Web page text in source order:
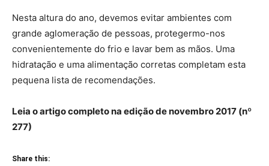
Nesta altura do ano, devemos evitar ambientes com
grande aglomeração de pessoas, protegermo-nos
convenientemente do frio e lavar bem as mãos. Uma
hidratação e uma alimentação corretas completam esta
pequena lista de recomendações.
Leia o artigo completo na edição de novembro 2017 (nº
277)
Share this: